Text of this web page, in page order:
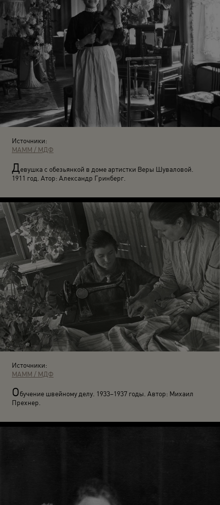
Источники:
МАММ / МДФ
Девушка с обезьянкой в доме артистки Веры Шуваловой.
1911 год. Атор: Александр Гринберг.
Источники:
МАММ / МДФ
Обучение швейному делу. 1933–1937 годы. Автор: Михаил
Прехнер.